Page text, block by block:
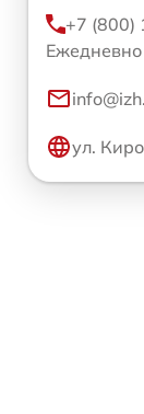
+7 (800)
ул.